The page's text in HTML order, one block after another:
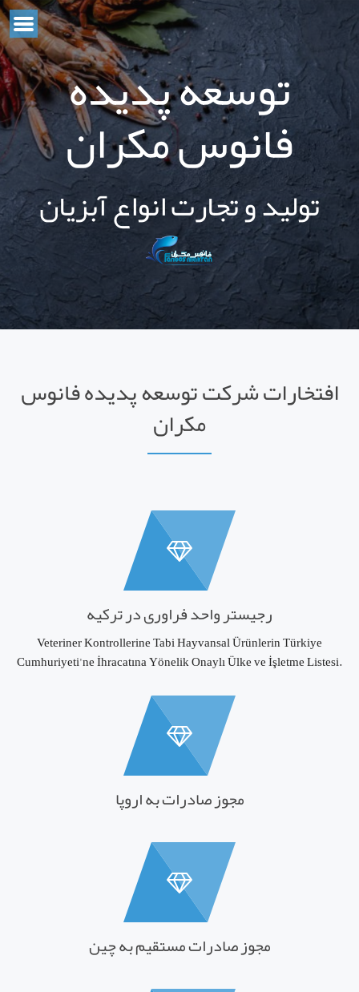
توسعه پدیده
فانوس مکران
تولید و تجارت انواع آبزیان
افتخارات شرکت توسعه پدیده فانوس
مکران
رجیستر واحد فراوری در ترکیه
Veteriner Kontrollerine Tabi Hayvansal Ürünlerin Türkiye
Cumhuriyeti'ne İhracatına Yönelik Onaylı Ülke ve İşletme Listesi.
مجوز صادرات به اروپا
مجوز صادرات مستقیم به چین